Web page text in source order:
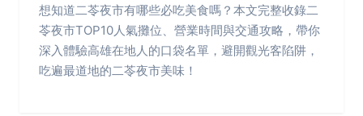
想知道二苓夜市有哪些必吃美食嗎？本文完整收錄二
苓夜市TOP10人氣攤位、營業時間與交通攻略，帶你
深入體驗高雄在地人的口袋名單，避開觀光客陷阱，
吃遍最道地的二苓夜市美味！